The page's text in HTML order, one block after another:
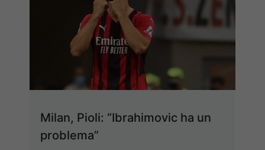
Milan, Pioli: “Ibrahimovic ha un
problema”